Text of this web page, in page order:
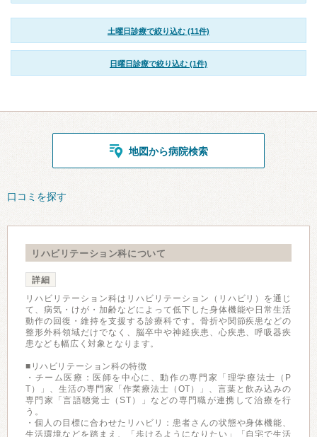
土曜日診療で絞り込む (11件)
日曜日診療で絞り込む (1件)
地図から病院検索
口コミを探す
リハビリテーション科について
詳細
リハビリテーション科はリハビリテーション（リハビリ）を通じ
て、病気・けが・加齢などによって低下した身体機能や日常生活
動作の回復・維持を支援する診療科です。骨折や関節疾患などの
整形外科領域だけでなく、脳卒中や神経疾患、心疾患、呼吸器疾
患なども幅広く対象となります。
■リハビリテーション科の特徴
・チーム医療：医師を中心に、動作の専門家「理学療法士（P
T）」、生活の専門家「作業療法士（OT）」、言葉と飲み込みの
専門家「言語聴覚士（ST）」などの専門職が連携して治療を行
う。
・個人の目標に合わせたリハビリ：患者さんの状態や身体機能、
生活環境などを踏まえ、「歩けるようになりたい」「自宅で生活